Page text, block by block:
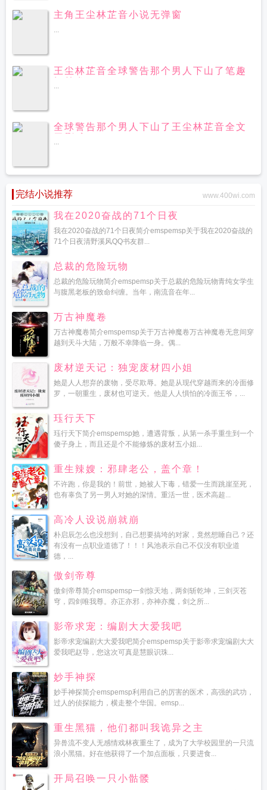
主角王尘林芷音小说无弹窗
...
王尘林芷音全球警告那个男人下山了笔趣
...
全球警告那个男人下山了王尘林芷音全文
...
完结小说推荐 www.400wi.com
我在2020奋战的71个日夜
我在2020奋战的71个日夜简介emspemsp关于我在2020奋战的
71个日夜清野溪风QQ书友群...
总裁的危险玩物
总裁的危险玩物简介emspemsp关于总裁的危险玩物青纯女学生
与腹黑老板的致命纠缠。当年，南流音在年...
万古神魔卷
万古神魔卷简介emspemsp关于万古神魔卷万古神魔卷无意间穿
越到天斗大陆，万般不幸降临一身。偶...
废材逆天记：独宠废材四小姐
她是人人想弃的废物，受尽欺辱。她是从现代穿越而来的冷面修
罗，一朝重生，废材也可逆天。他是人人惧怕的冷面王爷，...
珏行天下
珏行天下简介emspemsp她，遭遇背叛，从第一杀手重生到一个
傻子身上，而且还是个不能修炼的废材五小姐...
重生辣嫂：邪肆老公，盖个章！
不许跑，你是我的！前世，她被人下毒，错爱一生而跳崖至死，
也有辜负了另一男人对她的深情。重活一世，医术高超...
高冷人设说崩就崩
朴启辰怎么也没想到，自己想要搞垮的对家，竟然想睡自己？还
有没有一点职业道德了！！！风池表示自己不仅没有职业道
德，...
傲剑帝尊
傲剑帝尊简介emspemsp一剑惊天地，两剑斩乾坤，三剑灭苍
穹，四剑唯我尊。亦正亦邪，亦神亦魔，剑之所...
影帝求宠：编剧大大爱我吧
影帝求宠编剧大大爱我吧简介emspemsp关于影帝求宠编剧大大
爱我吧赵导，您这次可真是慧眼识珠...
妙手神探
妙手神探简介emspemsp利用自己的厉害的医术，高强的武功，
过人的侦探能力，横走整个华国。emsp...
重生黑猫，他们都叫我诡异之主
异兽流不变人无感情戏林夜重生了，成为了大学校园里的一只流
浪小黑猫。好在他获得了一个加点面板，只要进食...
开局召唤一只小骷髅